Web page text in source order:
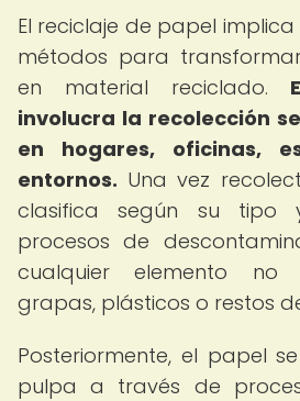
El reciclaje de papel
métodos para
en material reciclado.
involucra la recolección
en hogares, oficinas,
entornos. Una vez
clasifica según su tipo
procesos de
cualquier elemento no
grapas, plásticos o restos
Posteriormente, el papel
pulpa a través de